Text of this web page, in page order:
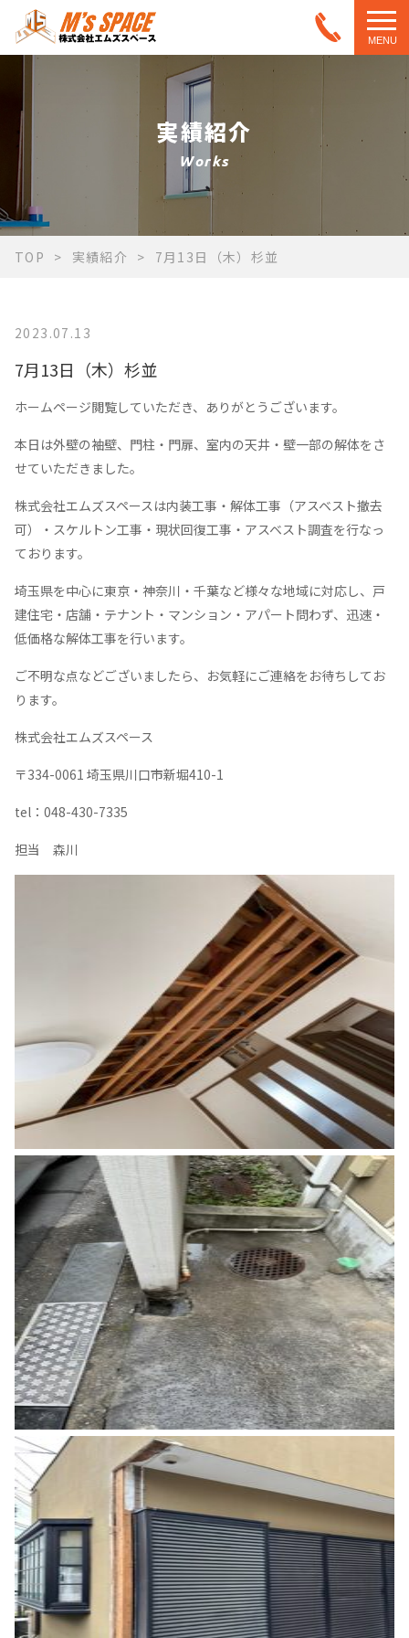
MENU
実績紹介
Works
TOP 実績紹介 7月13日（木）杉並
2023.07.13
7月13日（木）杉並
ホームページ閲覧していただき、ありがとうございます。
本日は外壁の袖壁、門柱・門扉、室内の天井・壁一部の解体をさ
せていただきました。
株式会社エムズスペースは内装工事・解体工事（アスベスト撤去
可）・スケルトン工事・現状回復工事・アスベスト調査を行なっ
ております。
埼玉県を中心に東京・神奈川・千葉など様々な地域に対応し、戸
建住宅・店舗・テナント・マンション・アパート問わず、迅速・
低価格な解体工事を行います。
ご不明な点などございましたら、お気軽にご連絡をお待ちしてお
ります。
株式会社エムズスペース
〒334-0061 埼玉県川口市新堀410-1
tel ： 048-430-7335
担当 森川